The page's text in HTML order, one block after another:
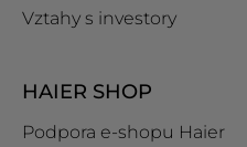
Vztahy s investory
HAIER SHOP
Podpora e‑shopu Haier